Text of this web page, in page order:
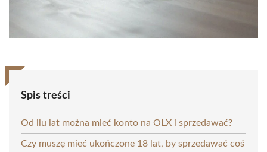
Spis treści
Od ilu lat można mieć konto na OLX i sprzedawać?
Czy muszę mieć ukończone 18 lat, by sprzedawać coś